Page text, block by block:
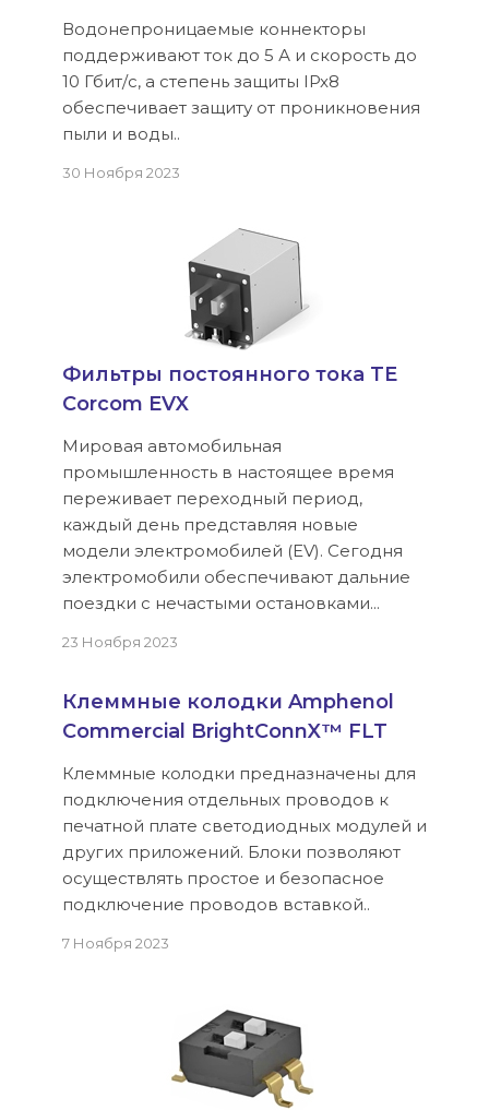
Водонепроницаемые коннекторы
поддерживают ток до 5 А и скорость до
10 Гбит/с, а степень защиты IPx8
обеспечивает защиту от проникновения
пыли и воды..
30 Ноября 2023
Фильтры постоянного тока TE
Corcom EVX
Мировая автомобильная
промышленность в настоящее время
переживает переходный период,
каждый день представляя новые
модели электромобилей (EV). Сегодня
электромобили обеспечивают дальние
поездки с нечастыми остановками...
23 Ноября 2023
Клеммные колодки Amphenol
Commercial BrightConnX™ FLT
Клеммные колодки предназначены для
подключения отдельных проводов к
печатной плате светодиодных модулей и
других приложений. Блоки позволяют
осуществлять простое и безопасное
подключение проводов вставкой..
7 Ноября 2023